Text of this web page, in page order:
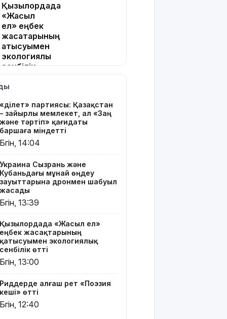
Қызылордада
«Жасыл
ел» еңбек
жасақтарының
қатысуымен
экологиялық
сенбілік
алғаш рет
«Поэзия
кеші» өтті
"Қорғансыз
көп
болды":
Дариға
Бадықова
елге
айтпаған
құпиясын
жайып
салды
тікелей
эфирі үшін
Тараз
тұрғыны 5
«Әділет» партиясы: Қазақстан
– зайырлы мемлекет, ал «Заң
және тәртіп» қағидаты
баршаға міндетті
Бүгін, 14:04
Украина Сызрань және
Кубаньдағы мұнай өңдеу
зауыттарына дронмен шабуыл
жасады
Бүгін, 13:39
Қызылордада «Жасыл ел»
еңбек жасақтарының
қатысуымен экологиялық
сенбілік өтті
Бүгін, 13:00
Риддерде алғаш рет «Поэзия
кеші» өтті
Бүгін, 12:40